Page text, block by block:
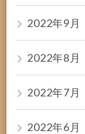
2022年9月
2022年8月
2022年7月
2022年6月